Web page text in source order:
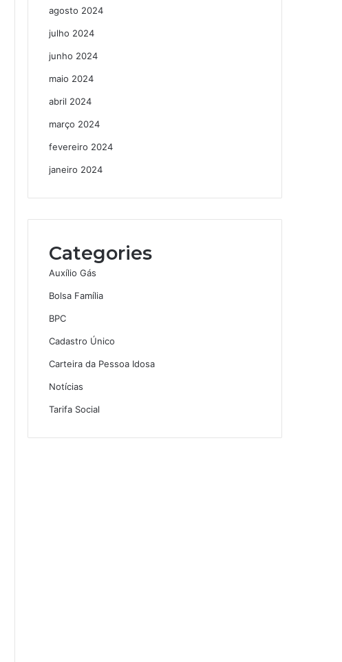
agosto 2024
julho 2024
junho 2024
maio 2024
abril 2024
março 2024
fevereiro 2024
janeiro 2024
Categories
Auxílio Gás
Bolsa Família
BPC
Cadastro Único
Carteira da Pessoa Idosa
Notícias
Tarifa Social